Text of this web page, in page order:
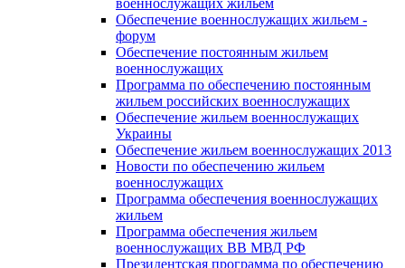
военнослужащих жильем
Обеспечение военнослужащих жильем -
форум
Обеспечение постоянным жильем
военнослужащих
Программа по обеспечению постоянным
жильем российских военнослужащих
Обеспечение жильем военнослужащих
Украины
Обеспечение жильем военнослужащих 2013
Новости по обеспечению жильем
военнослужащих
Программа обеспечения военнослужащих
жильем
Программа обеспечения жильем
военнослужащих ВВ МВД РФ
Президентская программа по обеспечению